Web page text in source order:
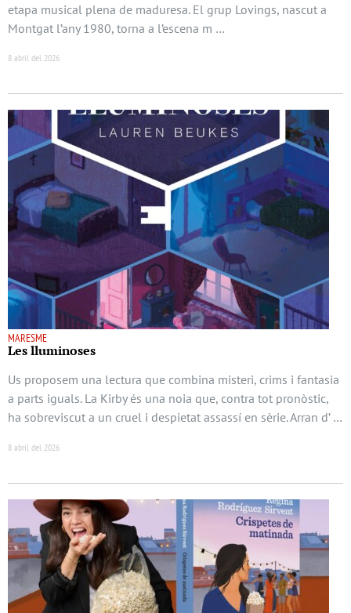
etapa musical plena de maduresa. El grup Lovings, nascut a
Montgat l’any 1980, torna a l’escena m …
8 abril del 2026
MARESME
Les lluminoses
Us proposem una lectura que combina misteri, crims i fantasia
a parts iguals. La Kirby és una noia que, contra tot pronòstic,
ha sobreviscut a un cruel i despietat assassí en sèrie. Arran d’ …
8 abril del 2026